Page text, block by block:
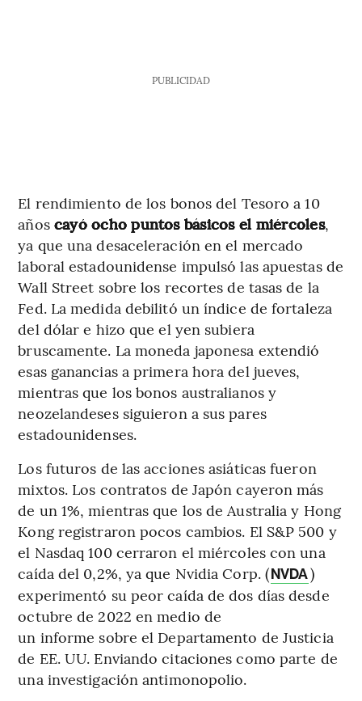
PUBLICIDAD
El rendimiento de los bonos del Tesoro a 10
años cayó ocho puntos básicos el miércoles,
ya que una desaceleración en el mercado
laboral estadounidense impulsó las apuestas de
Wall Street sobre los recortes de tasas de la
Fed. La medida debilitó un índice de fortaleza
del dólar e hizo que el yen subiera
bruscamente. La moneda japonesa extendió
esas ganancias a primera hora del jueves,
mientras que los bonos australianos y
neozelandeses siguieron a sus pares
estadounidenses.
Los futuros de las acciones asiáticas fueron
mixtos. Los contratos de Japón cayeron más
de un 1%, mientras que los de Australia y Hong
Kong registraron pocos cambios. El S&P 500 y
el Nasdaq 100 cerraron el miércoles con una
caída del 0,2%, ya que Nvidia Corp. (NVDA)
experimentó su peor caída de dos días desde
octubre de 2022 en medio de
un informe sobre el Departamento de Justicia
de EE. UU. Enviando citaciones como parte de
una investigación antimonopolio.